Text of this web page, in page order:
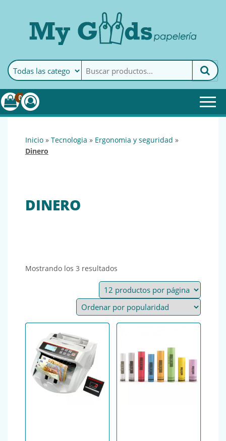
MyGoods · PapeleríaMy Goods es tu papelería
online de confianza. Podrás
encontrar todo lo necesario
0
inicio » tecnologia » ergonomia y seguridad »
dinero
DINERO
Mostrando los 3 resultados